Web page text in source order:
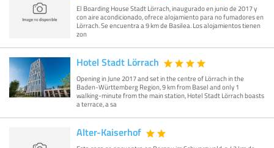
El Boarding House Stadt Lörrach, inaugurado en junio de 2017 y
con aire acondicionado, ofrece alojamiento para no fumadores en
Lörrach. Se encuentra a 9 km de Basilea. Los alojamientos tienen
zon
Hotel Stadt Lörrach
Opening in June 2017 and set in the centre of Lörrach in the
Baden-Württemberg Region, 9 km from Basel and only 1
walking-minute from the main station, Hotel Stadt Lörrach boasts
a terrace, a sa
Alter-Kaiserhof